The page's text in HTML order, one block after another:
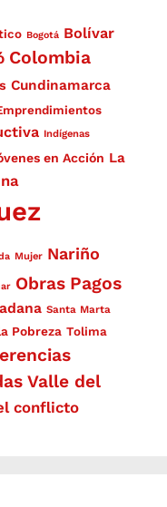
Bogotá Bolívar
Colombia
Cundinamarca
Indígenas
en Acción La
Mujer Nariño
Obras Pagos
Santa Marta
Pobreza Tolima
Valle del
conflicto